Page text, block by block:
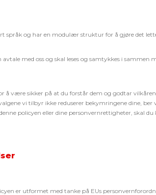
språk og har en modulær struktur for å gjøre det
med oss og skal leses og samtykkes i sammen
å være sikker på at du forstår dem og godtar
vi tilbyr ikke reduserer bekymringene dine,
policyen eller dine personvernrettigheter, skal
er utformet med tanke på EUs